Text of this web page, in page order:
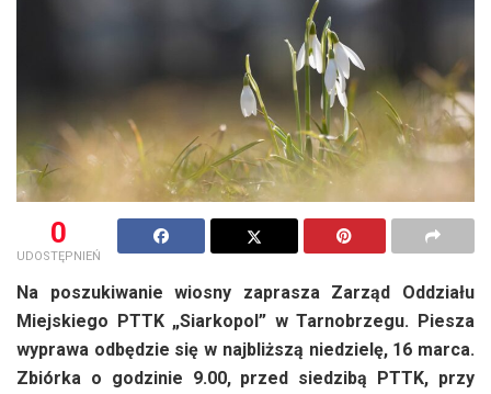
0
UDOSTĘPNIEŃ
Na poszukiwanie wiosny zaprasza Zarząd Oddziału
Miejskiego PTTK „Siarkopol” w Tarnobrzegu. Piesza
wyprawa odbędzie się w najbliższą niedzielę, 16 marca.
Zbiórka o godzinie 9.00, przed siedzibą PTTK, przy